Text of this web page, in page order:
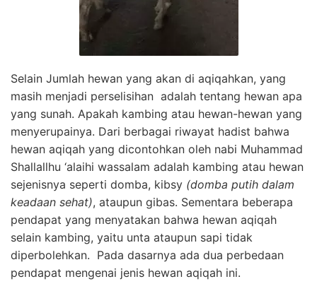
Selain Jumlah hewan yang akan di aqiqahkan, yang
masih menjadi perselisihan adalah tentang hewan apa
yang sunah. Apakah kambing atau hewan-hewan yang
menyerupainya. Dari berbagai riwayat hadist bahwa
hewan aqiqah yang dicontohkan oleh nabi Muhammad
Shallallhu ‘alaihi wassalam adalah kambing atau hewan
sejenisnya seperti domba, kibsy (domba putih dalam
keadaan sehat), ataupun gibas. Sementara beberapa
pendapat yang menyatakan bahwa hewan aqiqah
selain kambing, yaitu unta ataupun sapi tidak
diperbolehkan. Pada dasarnya ada dua perbedaan
pendapat mengenai jenis hewan aqiqah ini.